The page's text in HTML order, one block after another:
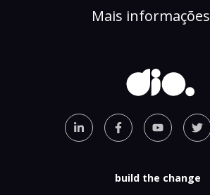
Mais informações
build the change